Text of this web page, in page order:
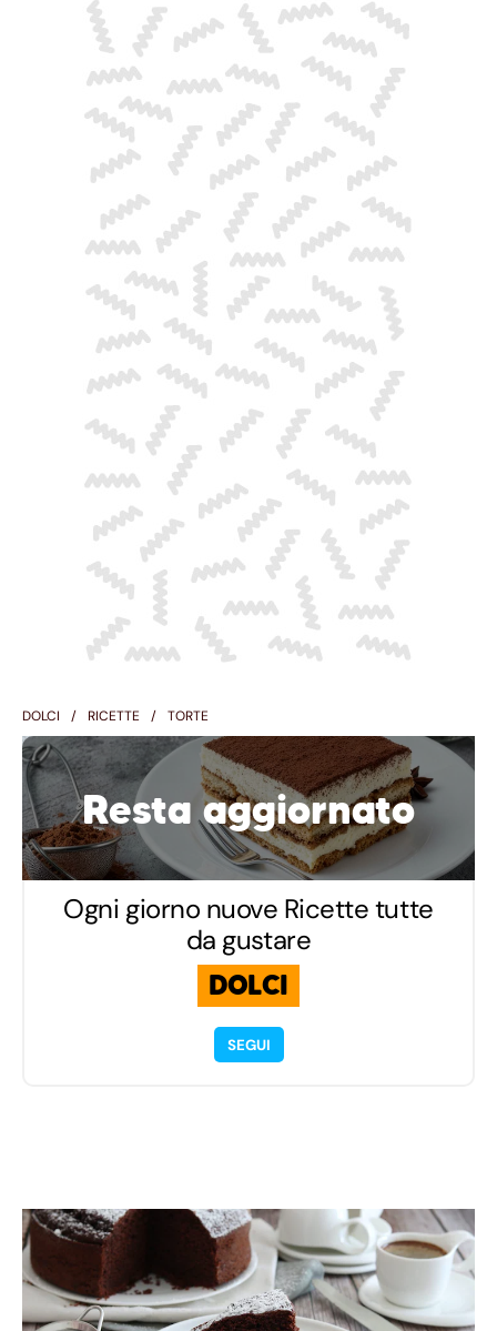
DOLCI RICETTE TORTE
Resta aggiornato
Ogni giorno nuove Ricette tutte
da gustare
DOLCI
SEGUI